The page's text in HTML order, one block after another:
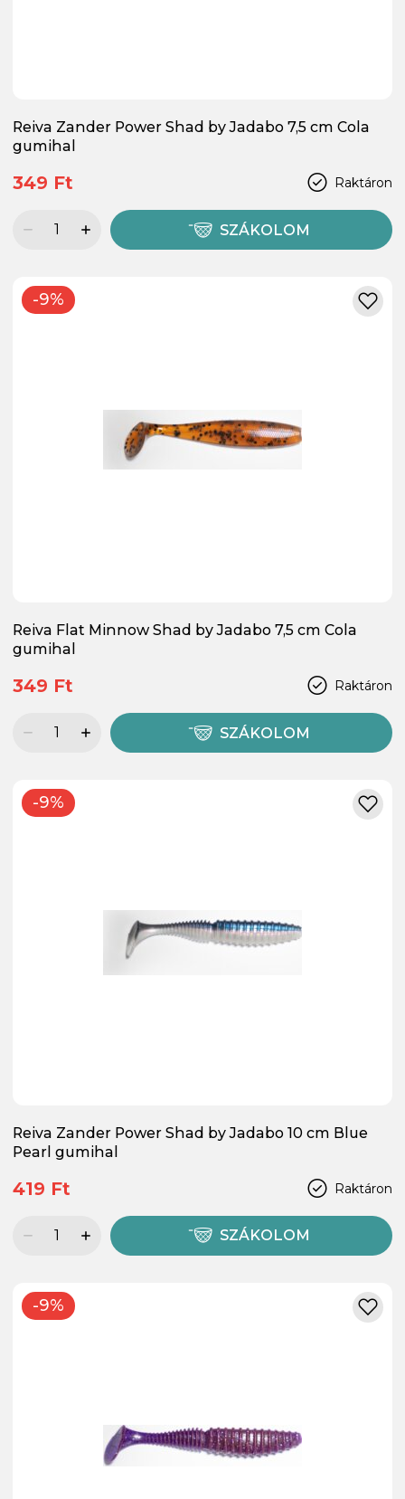
Reiva Zander Power Shad by Jadabo 7,5 cm Cola
gumihal
Raktáron
349 Ft
SZÁKOLOM
-9%
Reiva Flat Minnow Shad by Jadabo 7,5 cm Cola
gumihal
Raktáron
349 Ft
SZÁKOLOM
-9%
Reiva Zander Power Shad by Jadabo 10 cm Blue
Pearl gumihal
Raktáron
419 Ft
SZÁKOLOM
-9%